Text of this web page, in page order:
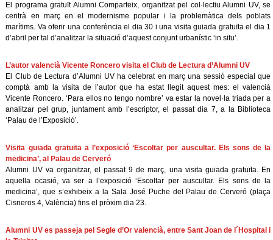
El programa gratuït Alumni Comparteix, organitzat pel col·lectiu Alumni UV, se
centrà en març en el modernisme popular i la problemàtica dels poblats
marítims. Va oferir una conferència el dia 30 i una visita guiada gratuïta el dia 1
d’abril per tal d’analitzar la situació d’aquest conjunt urbanístic ‘in situ’.
L’autor valencià Vicente Roncero visita el Club de Lectura d’Alumni UV
El Club de Lectura d’Alumni UV ha celebrat en març una sessió especial que
comptà amb la visita de l’autor que ha estat llegit aquest mes: el valencià
Vicente Roncero. ‘Para ellos no tengo nombre’ va estar la novel·la triada per a
analitzar pel grup, juntament amb l’escriptor, el passat dia 7, a la Biblioteca
‘Palau de l’Exposició’.
Visita guiada gratuïta a l’exposició ‘Escoltar per auscultar. Els sons de la
medicina’, al Palau de Cerveró
Alumni UV va organitzar, el passat 9 de març, una visita guiada gratuïta. En
aquella ocasió, va ser a l’exposició ‘Escoltar per auscultar. Els sons de la
medicina’, que s’exhibeix a la Sala José Puche del Palau de Cerveró (plaça
Cisneros 4, València) fins el pròxim dia 23.
Alumni UV es passeja pel Segle d’Or valencià, entre Sant Joan de l´Hospital i